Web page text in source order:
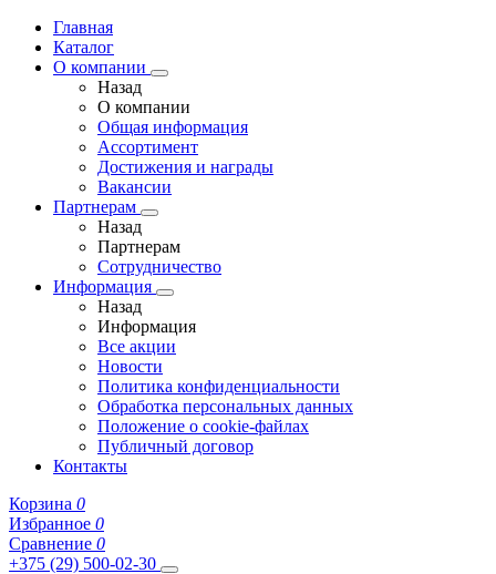
Главная
Каталог
О компании
Назад
О компании
Общая информация
Ассортимент
Достижения и награды
Вакансии
Партнерам
Назад
Партнерам
Сотрудничество
Информация
Назад
Информация
Все акции
Новости
Политика конфиденциальности
Обработка персональных данных
Положение о cookie-файлах
Публичный договор
Контакты
Корзина 0
Избранное 0
Сравнение 0
+375 (29) 500-02-30